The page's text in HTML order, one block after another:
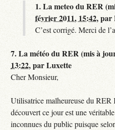
1.La meteo du RER
février 2011, 15:42,par
C’est corrigé. Merci de
7.La météo du RER (mis à
13:22,parLuxette
Cher Monsieur,
Utilisatrice malheureuse du RER
découvert ce jour est une
inconnues du public puisque